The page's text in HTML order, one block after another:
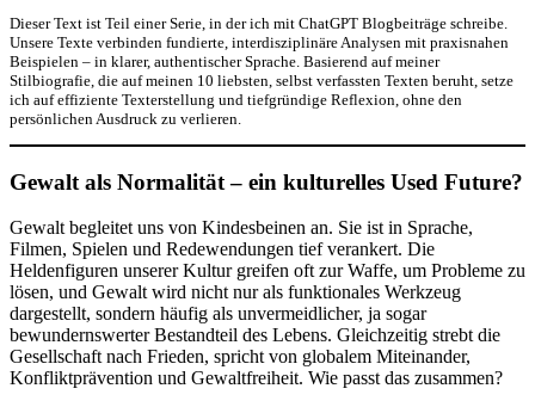
Dieser Text ist Teil einer Serie, in der ich mit ChatGPT Blogbeiträge schreibe.
Unsere Texte verbinden fundierte, interdisziplinäre Analysen mit praxisnahen
Beispielen – in klarer, authentischer Sprache. Basierend auf meiner
Stilbiografie, die auf meinen 10 liebsten, selbst verfassten Texten beruht, setze
ich auf effiziente Texterstellung und tiefgründige Reflexion, ohne den
persönlichen Ausdruck zu verlieren.
Gewalt als Normalität – ein kulturelles Used Future?
Gewalt begleitet uns von Kindesbeinen an. Sie ist in Sprache,
Filmen, Spielen und Redewendungen tief verankert. Die
Heldenfiguren unserer Kultur greifen oft zur Waffe, um Probleme zu
lösen, und Gewalt wird nicht nur als funktionales Werkzeug
dargestellt, sondern häufig als unvermeidlicher, ja sogar
bewundernswerter Bestandteil des Lebens. Gleichzeitig strebt die
Gesellschaft nach Frieden, spricht von globalem Miteinander,
Konfliktprävention und Gewaltfreiheit. Wie passt das zusammen?